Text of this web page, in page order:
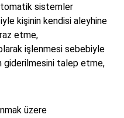
sistemler
kişinin kendisi aleyhine
etme,
işlenmesi sebebiyle
giderilmesini talep etme,
üzere